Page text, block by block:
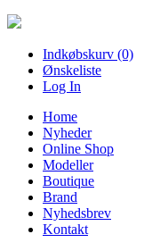
Indkøbskurv (0)
Ønskeliste
Log In
Home
Nyheder
Online Shop
Modeller
Boutique
Brand
Nyhedsbrev
Kontakt